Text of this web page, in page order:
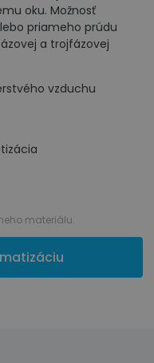
oku. Možnosť
priameho prúdu
a trojfázovej
vzduchu
materiálu.